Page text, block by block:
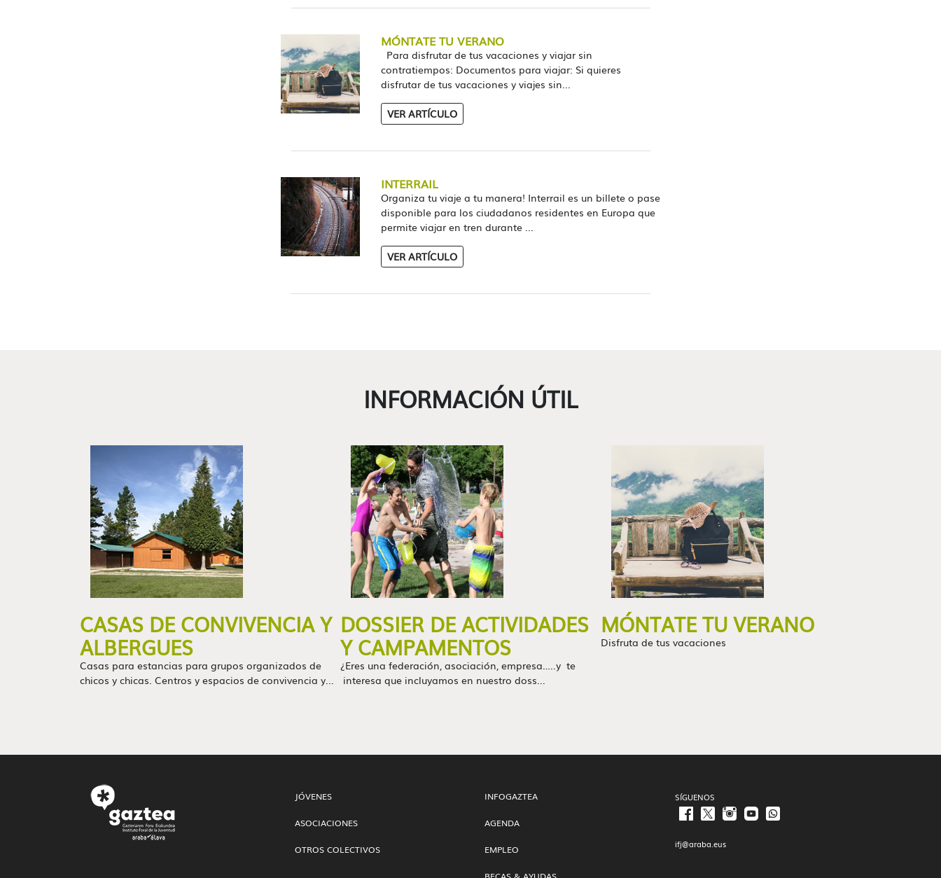
MÓNTATE TU VERANO
Para disfrutar de tus vacaciones y viajar sin
contratiempos: Documentos para viajar: Si quieres
disfrutar de tus vacaciones y viajes sin...
VER ARTÍCULO
INTERRAIL
Organiza tu viaje a tu manera! Interrail es un billete o pase
disponible para los ciudadanos residentes en Europa que
permite viajar en tren durante ...
VER ARTÍCULO
INFORMACIÓN ÚTIL
CASAS DE CONVIVENCIA Y
ALBERGUES
Casas para estancias para grupos organizados de
chicos y chicas. Centros y espacios de convivencia y...
DOSSIER DE ACTIVIDADES
Y CAMPAMENTOS
¿Eres una federación, asociación, empresa…..y te
interesa que incluyamos en nuestro doss...
MÓNTATE TU VERANO
Disfruta de tus vacaciones
JÓVENES
ASOCIACIONES
OTROS COLECTIVOS
INFOGAZTEA
AGENDA
EMPLEO
SÍGUENOS
ifj@araba.eus